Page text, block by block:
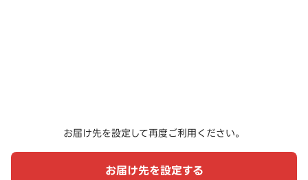
お届け先を設定して再度ご利用ください。
お届け先を設定する